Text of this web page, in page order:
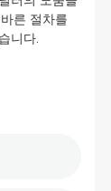
른 절차를
니다.